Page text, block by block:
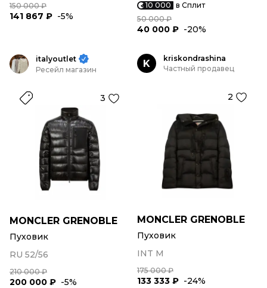
150 000 ₽
141 867 ₽ -5%
10 000 в Сплит
50 000 ₽
40 000 ₽ -20%
italyoutlet
Ресейл магазин
3
MONCLER GRENOBLE
Пуховик
RU 52/56
210 000 ₽
200 000 ₽ -5%
K
kriskondrashina
Частный продавец
2
MONCLER GRENOBLE
Пуховик
INT M
175 000 ₽
133 333 ₽ -24%